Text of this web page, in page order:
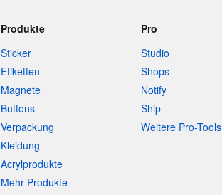
Produkte
Sticker
Etiketten
Magnete
Buttons
Verpackung
Kleidung
Acrylprodukte
Mehr Produkte
Pro
Studio
Shops
Notify
Ship
Weitere Pro-Tools